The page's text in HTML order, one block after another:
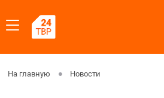
На главную Новости